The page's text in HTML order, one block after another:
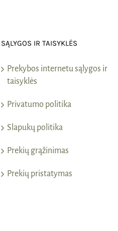
SĄLYGOS IR TAISYKLĖS
Prekybos internetu sąlygos ir
taisyklės
Privatumo politika
Slapukų politika
Prekių grąžinimas
Prekių pristatymas